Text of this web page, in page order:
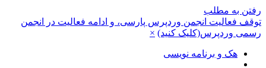
رفتن به مطلب
توقف فعالیت انجمن وردپرس پارسی، و ادامه فعالیت در انجمن
رسمی وردپرس(کلیک کنید) ×
هک و برنامه نویسی